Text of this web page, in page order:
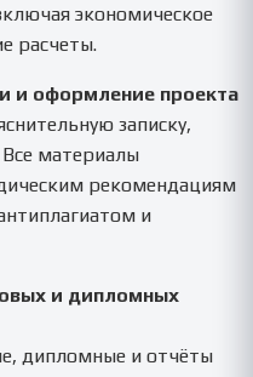
экономическое
расчеты.
и оформление проекта
записку,
материалы
рекомендациям
и
и дипломных
дипломные и отчёты